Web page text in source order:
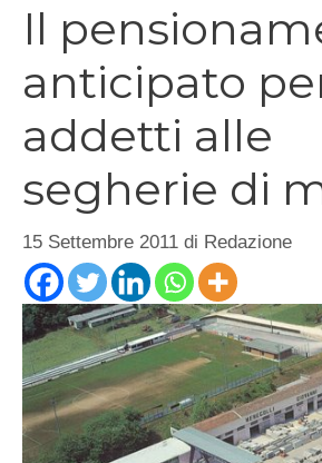
Il
anticipato
addetti alle
segherie di
15 Settembre 2011 di Redazione